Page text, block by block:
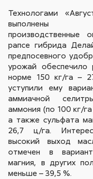
Технологами
выполнены
производственные
рапсе гибрида
предпосевного
урожай
норме 150 кг/га –
уступили ему
аммиачной
аммония (по 100 кг/
а также сульфата
26,7 ц/га.
высокий выход
отмечен в
магния, в других
меньше – 39,5 %.